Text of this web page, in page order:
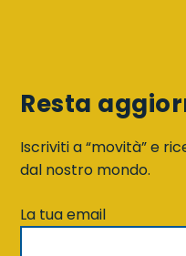
Resta
Iscriviti a “movità” e
dal nostro mondo.
La tua email